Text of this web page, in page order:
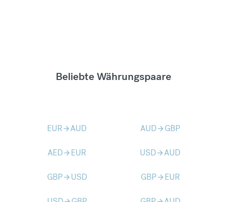
Beliebte Währungspaare
EURarrow_forwardAUD AUDarrow_forward GBP
AEDarrow_forward EUR USDarrow_forwardAUD
GBParrow_forward USD GBParrow_forward EUR